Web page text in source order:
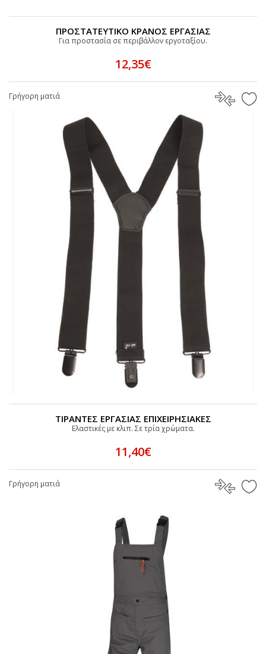
ΠΡΟΣΤΑΤΕΥΤΙΚΟ ΚΡΑΝΟΣ ΕΡΓΑΣΙΑΣ
Για προστασία σε περιβάλλον εργοταξίου.
12,35€
Γρήγορη ματιά
ΤΙΡΑΝΤΕΣ ΕΡΓΑΣΙΑΣ ΕΠΙΧΕΙΡΗΣΙΑΚΕΣ
Ελαστικές με κλιπ. Σε τρία χρώματα.
11,40€
Γρήγορη ματιά